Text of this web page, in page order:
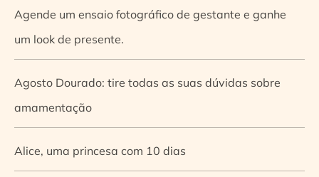
Agende um ensaio fotográfico de gestante e ganhe
um look de presente.
Agosto Dourado: tire todas as suas dúvidas sobre
amamentação
Alice, uma princesa com 10 dias